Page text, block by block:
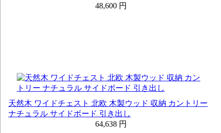
48,600 円
天然木 ワイドチェスト 北欧 木製ウッド 収納 カントリー
ナチュラル サイドボード 引き出し
64,638 円